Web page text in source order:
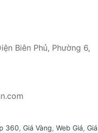
Biên Phủ, Phường 6,
360, Giá Vàng, Web Giá, Giá